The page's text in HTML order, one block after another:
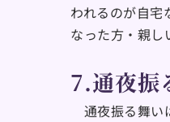
われるのが自宅
なった方・親し
7.通夜振
通夜振る舞い